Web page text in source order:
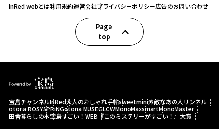
InRed webとは利用規約運営会社プライバシーポリシー広告のお問い合わせ
Page
top
宝島チャンネルInRed大人のおしゃれ手帖sweetmini素敵なあの人 リンネル
otona ROSYSPRiNGotona MUSEGLOWMonoMaxsmartMonoMaster
田舎暮らしの本宝島すごい！WEB 『このミステリーがすごい！』大賞